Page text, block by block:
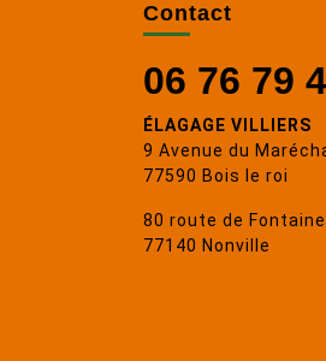
Contact
06 76 79
ÉLAGAGE VILLIERS
9 Avenue du
77590 Bois le roi
80 route de
77140 Nonville